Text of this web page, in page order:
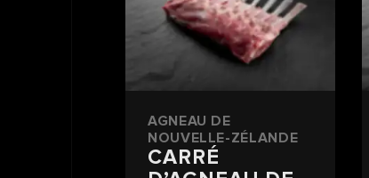
AGNEAU DE
NOUVELLE-ZÉLANDE
CARRÉ